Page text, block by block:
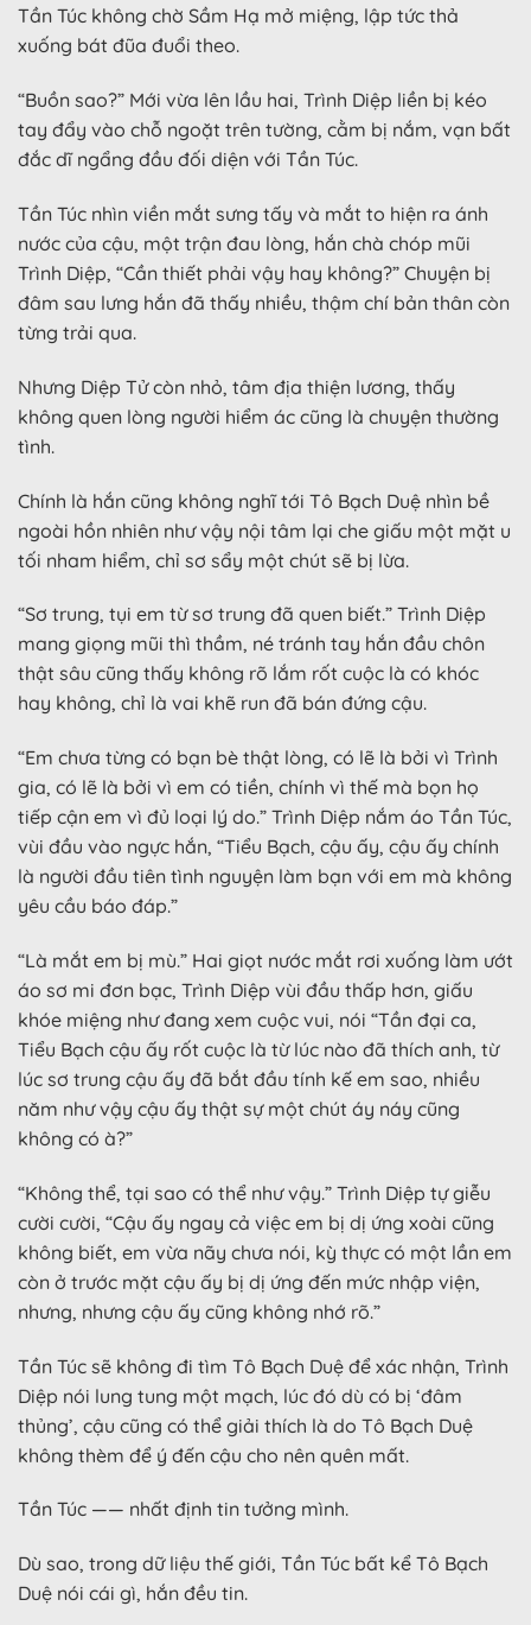
Tần Túc không chờ Sầm Hạ mở miệng, lập tức thả
xuống bát đũa đuổi theo.
“Buồn sao?” Mới vừa lên lầu hai, Trình Diệp liền bị kéo
tay đẩy vào chỗ ngoặt trên tường, cằm bị nắm, vạn bất
đắc dĩ ngẩng đầu đối diện với Tần Túc.
Tần Túc nhìn viền mắt sưng tấy và mắt to hiện ra ánh
nước của cậu, một trận đau lòng, hắn chà chóp mũi
Trình Diệp, “Cần thiết phải vậy hay không?” Chuyện bị
đâm sau lưng hắn đã thấy nhiều, thậm chí bản thân còn
từng trải qua.
Nhưng Diệp Tử còn nhỏ, tâm địa thiện lương, thấy
không quen lòng người hiểm ác cũng là chuyện thường
tình.
Chính là hắn cũng không nghĩ tới Tô Bạch Duệ nhìn bề
ngoài hồn nhiên như vậy nội tâm lại che giấu một mặt u
tối nham hiểm, chỉ sơ sẩy một chút sẽ bị lừa.
“Sơ trung, tụi em từ sơ trung đã quen biết.” Trình Diệp
mang giọng mũi thì thầm, né tránh tay hắn đầu chôn
thật sâu cũng thấy không rõ lắm rốt cuộc là có khóc
hay không, chỉ là vai khẽ run đã bán đứng cậu.
“Em chưa từng có bạn bè thật lòng, có lẽ là bởi vì Trình
gia, có lẽ là bởi vì em có tiền, chính vì thế mà bọn họ
tiếp cận em vì đủ loại lý do.” Trình Diệp nắm áo Tần Túc,
vùi đầu vào ngực hắn, “Tiểu Bạch, cậu ấy, cậu ấy chính
là người đầu tiên tình nguyện làm bạn với em mà không
yêu cầu báo đáp.”
“Là mắt em bị mù.” Hai giọt nước mắt rơi xuống làm ướt
áo sơ mi đơn bạc, Trình Diệp vùi đầu thấp hơn, giấu
khóe miệng như đang xem cuộc vui, nói “Tần đại ca,
Tiểu Bạch cậu ấy rốt cuộc là từ lúc nào đã thích anh, từ
lúc sơ trung cậu ấy đã bắt đầu tính kế em sao, nhiều
năm như vậy cậu ấy thật sự một chút áy náy cũng
không có à?”
“Không thể, tại sao có thể như vậy.” Trình Diệp tự giễu
cười cười, “Cậu ấy ngay cả việc em bị dị ứng xoài cũng
không biết, em vừa nãy chưa nói, kỳ thực có một lần em
còn ở trước mặt cậu ấy bị dị ứng đến mức nhập viện,
nhưng, nhưng cậu ấy cũng không nhớ rõ.”
Tần Túc sẽ không đi tìm Tô Bạch Duệ để xác nhận, Trình
Diệp nói lung tung một mạch, lúc đó dù có bị ‘đâm
thủng’, cậu cũng có thể giải thích là do Tô Bạch Duệ
không thèm để ý đến cậu cho nên quên mất.
Tần Túc —— nhất định tin tưởng mình.
Dù sao, trong dữ liệu thế giới, Tần Túc bất kể Tô Bạch
Duệ nói cái gì, hắn đều tin.